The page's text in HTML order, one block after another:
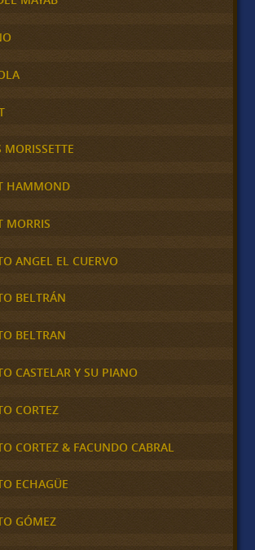
HAMMOND
MORRIS
ANGEL EL CUERVO
BELTRÁN
BELTRAN
CASTELAR Y SU PIANO
CORTEZ
CORTEZ & FACUNDO CABRAL
ECHAGÜE
GÓMEZ